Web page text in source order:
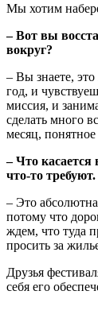
Мы хотим
– Вот вы
вокруг?
– Вы знаете,
год, и
миссия, и
сделать много
месяц, понятное
– Что
что-то требуют.
– Это
потому что
ждем, что туда
просить за
Друзья
себя его